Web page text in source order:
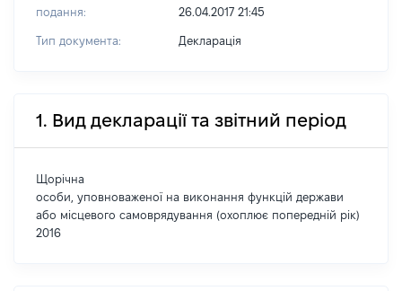
подання:
26.04.2017 21:45
Тип документа: Декларація
1. Вид декларації та звітний період
Щорічна
особи, уповноваженої на виконання функцій держави
або місцевого самоврядування (охоплює попередній рік)
2016